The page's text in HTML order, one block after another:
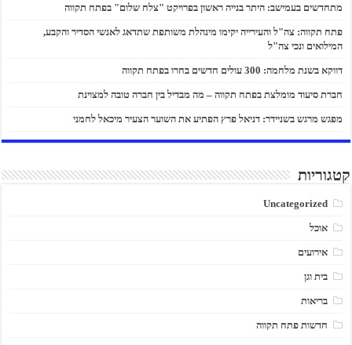
מתחדשים בעמישב: היתר בנייה ראשון בפרויקט "צלח שלום" בפתח תקווה
פתח תקווה: צה"ל והעירייה יקימו מינהלת משותפת שתדאג לאנשי הסדיר והקבע,
המילואים ונכי צה"ל
דווקא בשנת מלחמה: 300 עולים חדשים בחרו בפתח תקווה
חברת סיעוד מומלצת בפתח תקווה – מה מבדיל בין חברה טובה למצוינת
מפגש מרגש בשניידר: דניאל פרץ הפתיע את השוער הצעיר מיכאל לחמני
קטגוריות
Uncategorized
אוכל
אירועים
בית וגן
בריאות
חדשות פתח תקווה